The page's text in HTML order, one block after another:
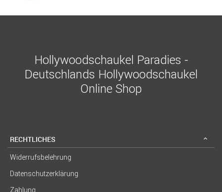
Hollywoodschaukel Paradies -
Deutschlands Hollywoodschaukel
Online Shop
RECHTLICHES
Widerrufsbelehrung
Datenschutzerklärung
Zahlung